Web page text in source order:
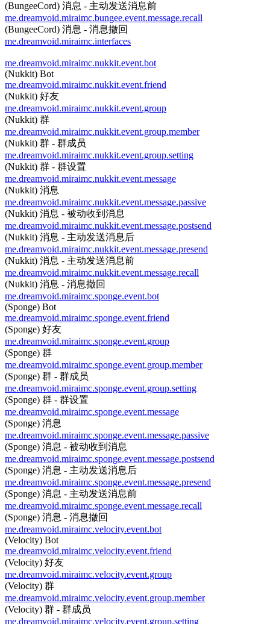
(BungeeCord) 消息 - 主动发送消息前
me.dreamvoid.miraimc.bungee.event.message.recall
(BungeeCord) 消息 - 消息撤回
me.dreamvoid.miraimc.interfaces
me.dreamvoid.miraimc.nukkit.event.bot
(Nukkit) Bot
me.dreamvoid.miraimc.nukkit.event.friend
(Nukkit) 好友
me.dreamvoid.miraimc.nukkit.event.group
(Nukkit) 群
me.dreamvoid.miraimc.nukkit.event.group.member
(Nukkit) 群 - 群成员
me.dreamvoid.miraimc.nukkit.event.group.setting
(Nukkit) 群 - 群设置
me.dreamvoid.miraimc.nukkit.event.message
(Nukkit) 消息
me.dreamvoid.miraimc.nukkit.event.message.passive
(Nukkit) 消息 - 被动收到消息
me.dreamvoid.miraimc.nukkit.event.message.postsend
(Nukkit) 消息 - 主动发送消息后
me.dreamvoid.miraimc.nukkit.event.message.presend
(Nukkit) 消息 - 主动发送消息前
me.dreamvoid.miraimc.nukkit.event.message.recall
(Nukkit) 消息 - 消息撤回
me.dreamvoid.miraimc.sponge.event.bot
(Sponge) Bot
me.dreamvoid.miraimc.sponge.event.friend
(Sponge) 好友
me.dreamvoid.miraimc.sponge.event.group
(Sponge) 群
me.dreamvoid.miraimc.sponge.event.group.member
(Sponge) 群 - 群成员
me.dreamvoid.miraimc.sponge.event.group.setting
(Sponge) 群 - 群设置
me.dreamvoid.miraimc.sponge.event.message
(Sponge) 消息
me.dreamvoid.miraimc.sponge.event.message.passive
(Sponge) 消息 - 被动收到消息
me.dreamvoid.miraimc.sponge.event.message.postsend
(Sponge) 消息 - 主动发送消息后
me.dreamvoid.miraimc.sponge.event.message.presend
(Sponge) 消息 - 主动发送消息前
me.dreamvoid.miraimc.sponge.event.message.recall
(Sponge) 消息 - 消息撤回
me.dreamvoid.miraimc.velocity.event.bot
(Velocity) Bot
me.dreamvoid.miraimc.velocity.event.friend
(Velocity) 好友
me.dreamvoid.miraimc.velocity.event.group
(Velocity) 群
me.dreamvoid.miraimc.velocity.event.group.member
(Velocity) 群 - 群成员
me.dreamvoid.miraimc.velocity.event.group.setting